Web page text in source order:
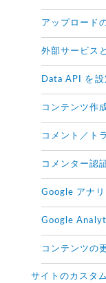
アップロード
外部サービス
Data API を設
コンテンツ作
コメント／ト
コメンター認
Google アナ
Google
コンテンツの
サイトのカスタ